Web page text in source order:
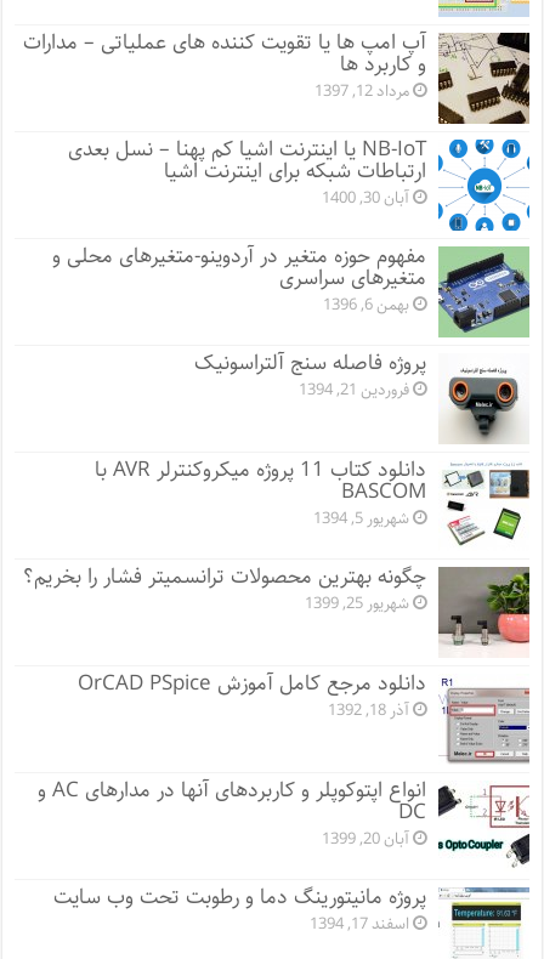
آپ امپ ها یا تقویت کننده های عملیاتی – مدارات
و کاربرد ها
مرداد 12, 1397
NB-IoT یا اینترنت اشیا کم پهنا – نسل بعدی
ارتباطات شبکه برای اینترنت اشیا
آبان 30, 1400
مفهوم حوزه متغیر در آردوینو-متغیرهای محلی و
متغیرهای سراسری
بهمن 6, 1396
پروژه فاصله سنج آلتراسونیک
فروردین 21, 1394
دانلود کتاب 11 پروژه میکروکنترلر AVR با
BASCOM
شهریور 5, 1394
چگونه بهترین محصولات ترانسمیتر فشار را بخریم؟
شهریور 25, 1399
دانلود مرجع کامل آموزش OrCAD PSpice
آذر 18, 1392
انواع اپتوکوپلر و کاربردهای آنها در مدارهای AC و
DC
آبان 20, 1399
پروژه مانيتورينگ دما و رطوبت تحت وب سایت
اسفند 17, 1394